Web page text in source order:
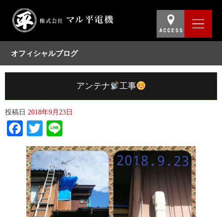
オフィシャルブログ
アンテナ 工事
投稿日 2018年9月23日
Facebook
Twitter